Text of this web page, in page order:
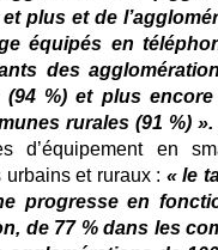
plus et de
équipés en
des
(94 %) et plus
rurales (91 %) ».
d’équipement en
urbains et ruraux : « le
progresse en
de 77 % dans les